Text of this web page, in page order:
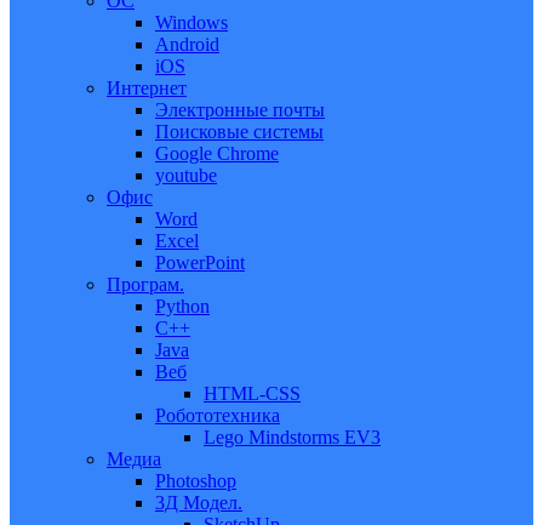
Windows
Android
iOS
Интернет
Электронные почты
Поисковые системы
Google Chrome
youtube
Офис
Word
Excel
PowerPoint
Програм.
Python
C++
Java
Веб
HTML-CSS
Робототехника
Lego Mindstorms EV3
Медиа
Photoshop
3Д Модел.